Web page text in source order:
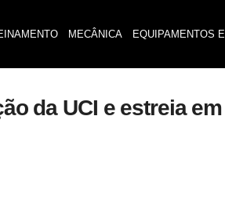
MECÂNICA EQUIPAMENTOS
da UCI e estreia